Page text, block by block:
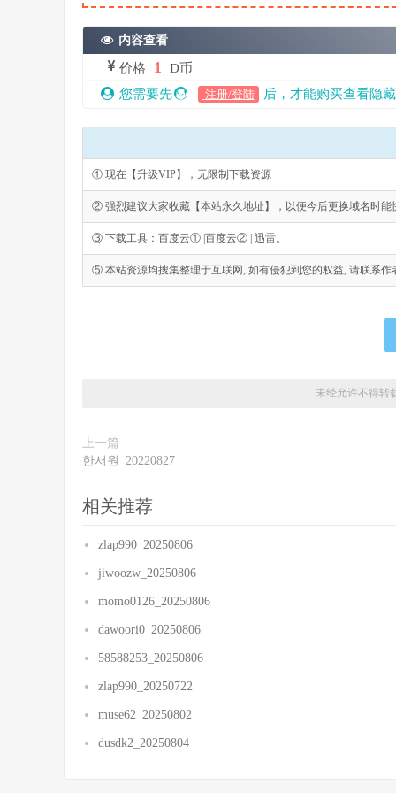
内容查看
价格 1
D币
您需要先
注册/登陆 后，才能购买查看隐
① 现在【升级VIP】，无限制下载资源
② 强烈建议大家收藏【本站永久地址】，以便今后更换域名时能
③ 下载工具：百度云① |百度云② | 迅雷。
⑤ 本站资源均搜集整理于互联网, 如有侵犯到您的权益, 请联系作
未经允许不得转
上一篇
한서원_20220827
相关推荐
zlap990_20250806
jiwoozw_20250806
momo0126_20250806
dawoori0_20250806
58588253_20250806
zlap990_20250722
muse62_20250802
dusdk2_20250804